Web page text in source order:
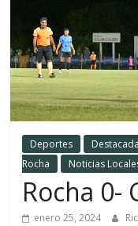
Deportes
Rocha
Noticias
Rocha 0-
enero 25, 2024